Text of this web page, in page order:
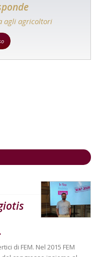
agli agricoltori
di FEM. Nel 2015 FEM